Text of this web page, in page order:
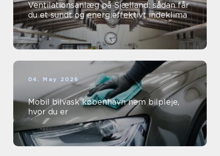
Ventilationsanlæg på Sjælland: sådan får
du et sundt og energieffektivt indeklima
04. May 2026
Mobil bilvask københavn nem bilpleje,
hvor du er